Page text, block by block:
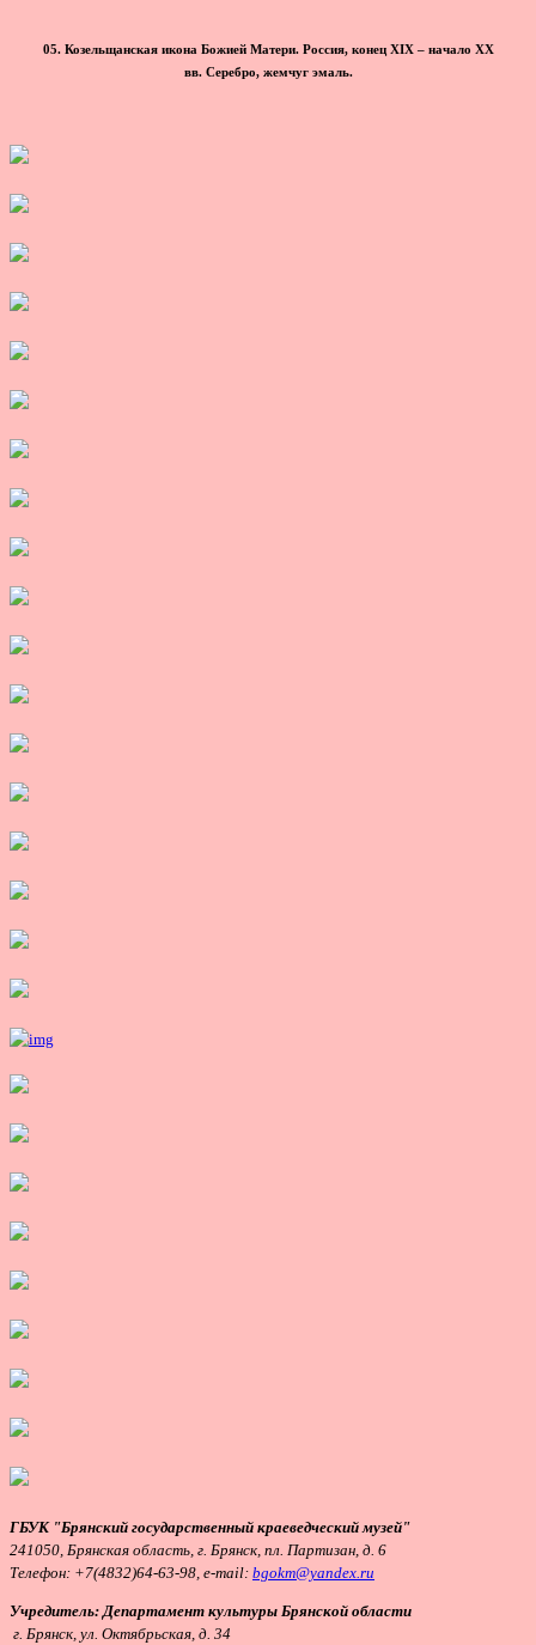
05. Козельщанская икона Божией Матери. Россия, конец XIX – начало ХХ
вв. Серебро, жемчуг эмаль.
ГБУК "Брянский государственный краеведческий музей"
241050, Брянская область, г. Брянск, пл. Партизан, д. 6
Телефон: +7(4832)64-63-98, e-mail: bgokm@yandex.ru
Учредитель: Департамент культуры Брянской области
г. Брянск, ул. Октябрьская, д. 34